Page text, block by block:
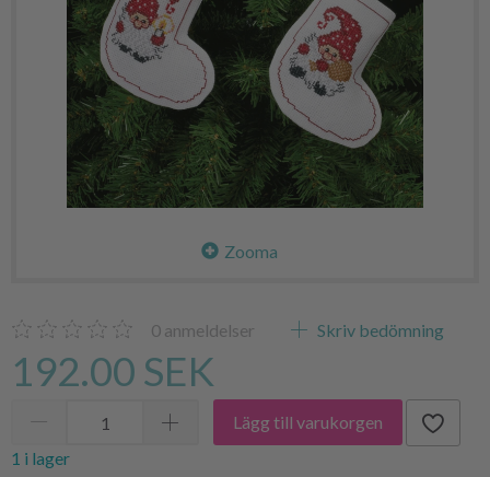
Zooma
0 anmeldelser Skriv bedömning
192.00 SEK
Lägg till varukorgen
1 i lager